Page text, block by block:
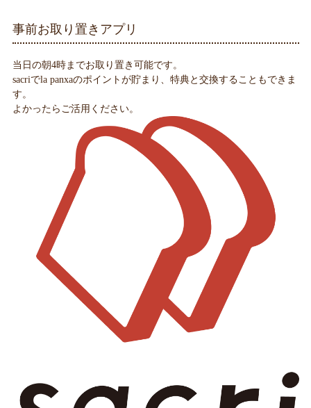
事前お取り置きアプリ
当日の朝4時までお取り置き可能です。
sacriでla panxaのポイントが貯まり、特典と交換することもできま
す。
よかったらご活用ください。